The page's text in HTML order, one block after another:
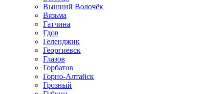
Вышний Волочёк
Вязьма
Гатчина
Гдов
Геленджик
Георгиевск
Глазов
Горбатов
Горно-Алтайск
Грозный